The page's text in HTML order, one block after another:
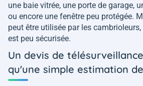
une baie vitrée, une porte de garage,
ou encore une fenêtre peu protégée.
peut être utilisée par les
est peu sécurisée.
Un devis de
qu'une simple estimation